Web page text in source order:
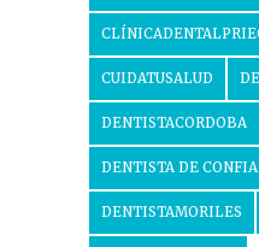
CUIDATUSALUD
DENTISTACORDOBA
DENTISTA DE
DENTISTAMORILES